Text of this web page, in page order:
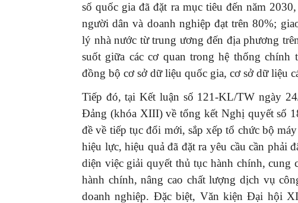
số quốc gia đã đặt ra mục tiêu đến năm
người dân và doanh nghiệp đạt trên 80%;
lý nhà nước từ trung ương đến địa phương
suốt giữa các cơ quan trong hệ thống
đồng bộ cơ sở dữ liệu quốc gia, cơ sở dữ liệu
Tiếp đó, tại Kết luận số 121-KL/TW ngày
Đảng (khóa XIII) về tổng kết Nghị quyết số
đề về tiếp tục đổi mới, sắp xếp tổ chức bộ
hiệu lực, hiệu quả đã đặt ra yêu cầu cần phải
diện việc giải quyết thủ tục hành chính,
hành chính, nâng cao chất lượng dịch vụ
doanh nghiệp. Đặc biệt, Văn kiện Đại hội